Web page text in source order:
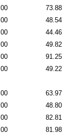
73.88
48.54
44.46
49.82
91.25
49.22
63.97
48.80
82.81
81.98